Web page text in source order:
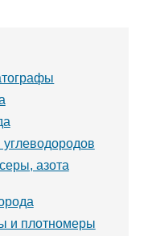
азота
и плотномеры